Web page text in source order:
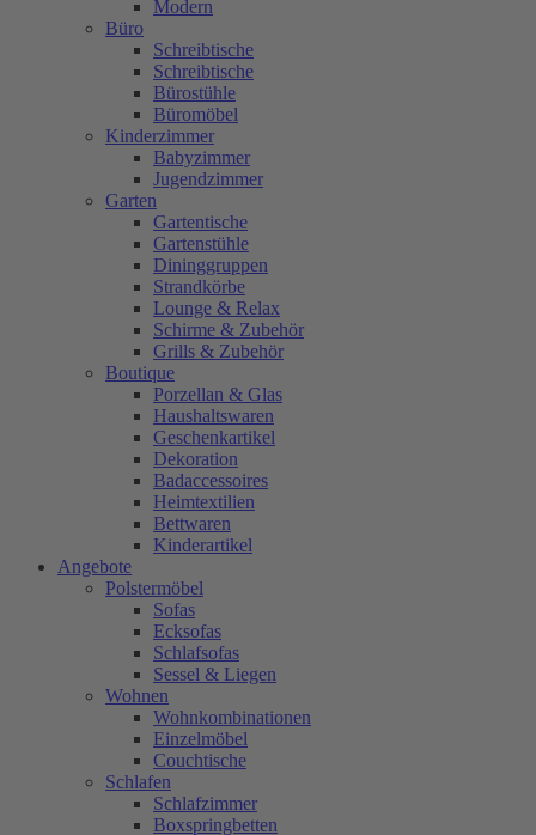
Modern
Büro
Schreibtische
Schreibtische
Bürostühle
Büromöbel
Kinderzimmer
Babyzimmer
Jugendzimmer
Garten
Gartentische
Gartenstühle
Dininggruppen
Strandkörbe
Lounge & Relax
Schirme & Zubehör
Grills & Zubehör
Boutique
Porzellan & Glas
Haushaltswaren
Geschenkartikel
Dekoration
Badaccessoires
Heimtextilien
Bettwaren
Kinderartikel
Angebote
Polstermöbel
Sofas
Ecksofas
Schlafsofas
Sessel & Liegen
Wohnen
Wohnkombinationen
Einzelmöbel
Couchtische
Schlafen
Schlafzimmer
Boxspringbetten